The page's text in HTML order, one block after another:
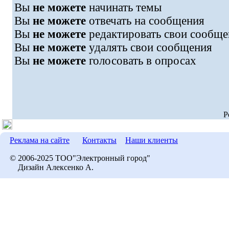
Вы не можете начинать темы
Вы не можете отвечать на сообщения
Вы не можете редактировать свои
Вы не можете удалять свои сообщения
Вы не можете голосовать в опросах
Реклама на сайте Контакты Наши клиенты
© 2006-2025 ТОО"Электронный город"
Дизайн Алексенко А.